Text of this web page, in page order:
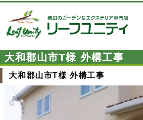
大和郡山市T様 外構工事
大和郡山市T様 外構工事